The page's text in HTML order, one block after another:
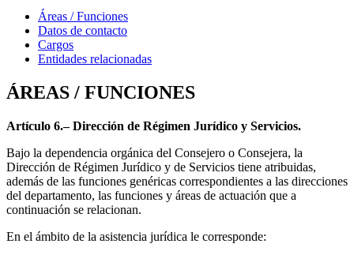
Áreas / Funciones
Datos de contacto
Cargos
Entidades relacionadas
ÁREAS / FUNCIONES
Artículo 6.– Dirección de Régimen Jurídico y Servicios.
Bajo la dependencia orgánica del Consejero o Consejera, la
Dirección de Régimen Jurídico y de Servicios tiene atribuidas,
además de las funciones genéricas correspondientes a las direcciones
del departamento, las funciones y áreas de actuación que a
continuación se relacionan.
En el ámbito de la asistencia jurídica le corresponde: